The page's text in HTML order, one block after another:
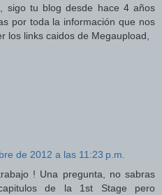
sigo tu blog desde hace 4 años
por toda la información que nos
los links caidos de Megaupload,
de 2012 a las 11:23 p.m.
! Una pregunta, no sabras
de la 1st Stage pero